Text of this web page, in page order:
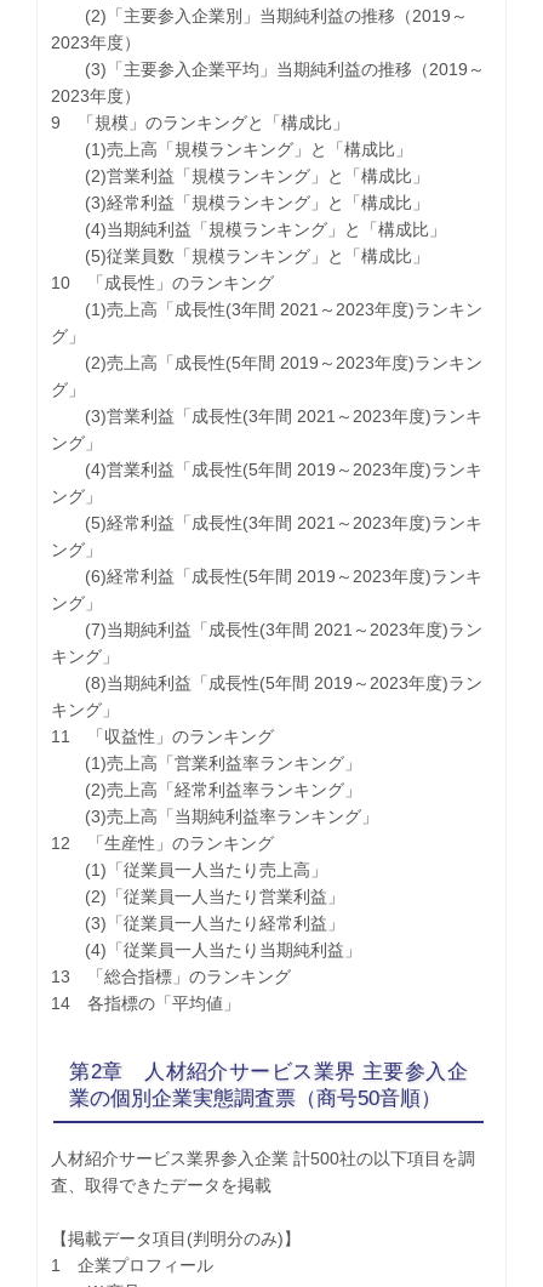
(2)「主要参入企業別」当期純利益の推移（2019～
2023年度）
(3)「主要参入企業平均」当期純利益の推移（2019～
2023年度）
9 「規模」のランキングと「構成比」
(1)売上高「規模ランキング」と「構成比」
(2)営業利益「規模ランキング」と「構成比」
(3)経常利益「規模ランキング」と「構成比」
(4)当期純利益「規模ランキング」と「構成比」
(5)従業員数「規模ランキング」と「構成比」
10 「成長性」のランキング
(1)売上高「成長性(3年間 2021～2023年度)ランキン
グ」
(2)売上高「成長性(5年間 2019～2023年度)ランキン
グ」
(3)営業利益「成長性(3年間 2021～2023年度)ランキ
ング」
(4)営業利益「成長性(5年間 2019～2023年度)ランキ
ング」
(5)経常利益「成長性(3年間 2021～2023年度)ランキ
ング」
(6)経常利益「成長性(5年間 2019～2023年度)ランキ
ング」
(7)当期純利益「成長性(3年間 2021～2023年度)ラン
キング」
(8)当期純利益「成長性(5年間 2019～2023年度)ラン
キング」
11 「収益性」のランキング
(1)売上高「営業利益率ランキング」
(2)売上高「経常利益率ランキング」
(3)売上高「当期純利益率ランキング」
12 「生産性」のランキング
(1)「従業員一人当たり売上高」
(2)「従業員一人当たり営業利益」
(3)「従業員一人当たり経常利益」
(4)「従業員一人当たり当期純利益」
13 「総合指標」のランキング
14 各指標の「平均値」
第2章 人材紹介サービス業界 主要参入企
業の個別企業実態調査票（商号50音順）
人材紹介サービス業界参入企業 計500社の以下項目を調
査、取得できたデータを掲載
【掲載データ項目(判明分のみ)】
1 企業プロフィール